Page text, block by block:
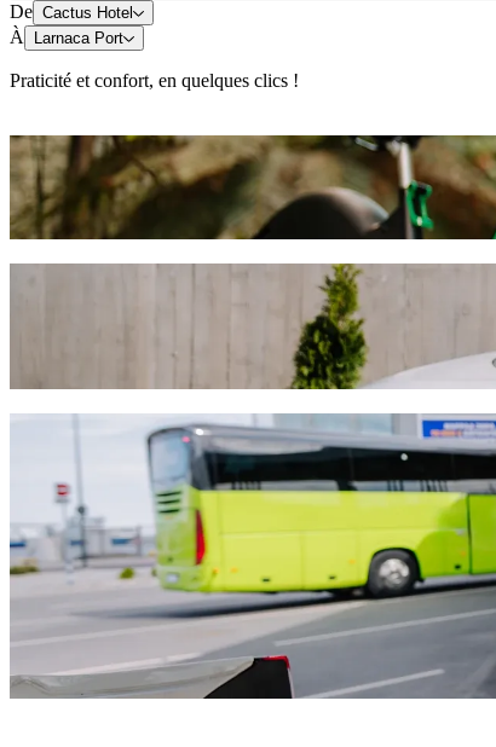
De Cactus Hotel
À Larnaca Port
Praticité et confort, en quelques clics !
Trottinettes ou vélos électriques
Déplacez-vous à Larnaca à trottinette ou à vélo électrique
Télécharger l'appli Bolt
Déplacez-vous de Cactus Hotel à
Nous vous recommandons de choisir un trajet avec
Quelle que soit l'occasion, nous trouverons le véhicule idéal
Services Bolt pour vous rendre de
Beaucoup de bagages ? Réservez nos Vans pouvant
Envie d'arriver avec classe ? Essayez les voitures premium
Vous voyagez avec des enfants ? Commandez un trajet
Votre animal vous accompagne ? Essayez nos trajets
Besoin d'aide supplémentaire ? Les véhicules de notre
Trajets abordables ? Profitez de voitures compactes à petits
Télécharger l'appli Bolt